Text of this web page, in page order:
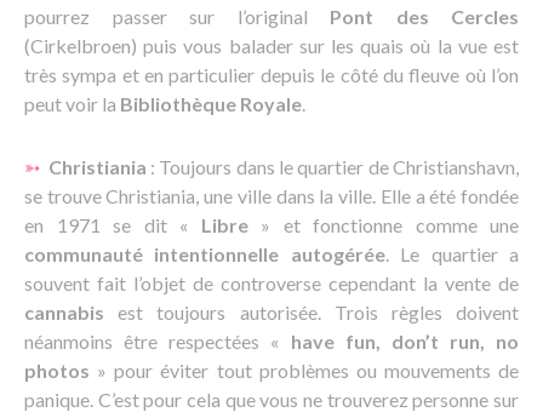
pourrez passer sur l’original Pont des Cercles
(Cirkelbroen) puis vous balader sur les quais où la vue est
très sympa et en particulier depuis le côté du fleuve où l’on
peut voir la Bibliothèque Royale.
➳ Christiania : Toujours dans le quartier de Christianshavn,
se trouve Christiania, une ville dans la ville. Elle a été fondée
en 1971 se dit « Libre» et fonctionne comme une
communauté intentionnelle autogérée. Le quartier a
souvent fait l’objet de controverse cependant la vente de
cannabis est toujours autorisée. Trois règles doivent
néanmoins être respectées « have fun, don’t run, no
photos » pour éviter tout problèmes ou mouvements de
panique. C’est pour cela que vous ne trouverez personne sur